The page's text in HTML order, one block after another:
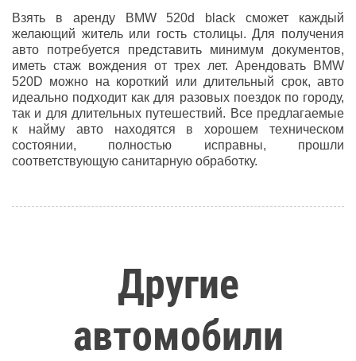
Взять в аренду BMW 520d black сможет каждый
желающий житель или гость столицы. Для получения
авто потребуется представить минимум документов,
иметь стаж вождения от трех лет. Арендовать BMW
520D можно на короткий или длительный срок, авто
идеально подходит как для разовых поездок по городу,
так и для длительных путешествий. Все предлагаемые
к найму авто находятся в хорошем техническом
состоянии, полностью исправны, прошли
соответствующую санитарную обработку.
Другие
автомобили